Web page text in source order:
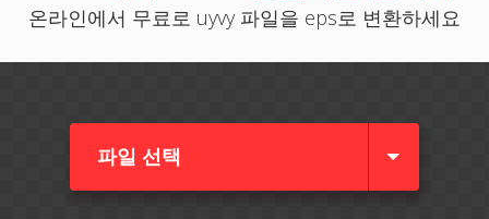
온라인에서 무료로 uyvy 파일을 eps로 변환하세요
파일 선택